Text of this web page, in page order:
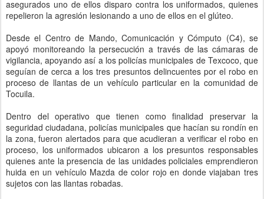
asegurados uno de ellos disparo contra los uniformados, quienes
repelieron la agresión lesionando a uno de ellos en el glúteo.
Desde el Centro de Mando, Comunicación y Cómputo (C4), se
apoyó monitoreando la persecución a través de las cámaras de
vigilancia, apoyando así a los policías municipales de Texcoco, que
seguían de cerca a los tres presuntos delincuentes por el robo en
proceso de llantas de un vehículo particular en la comunidad de
Tocuila.
Dentro del operativo que tienen como finalidad preservar la
seguridad ciudadana, policías municipales que hacían su rondín en
la zona, fueron alertados para que acudieran a verificar el robo en
proceso, los uniformados ubicaron a los presuntos responsables
quienes ante la presencia de las unidades policiales emprendieron
huida en un vehículo Mazda de color rojo en donde viajaban tres
sujetos con las llantas robadas.